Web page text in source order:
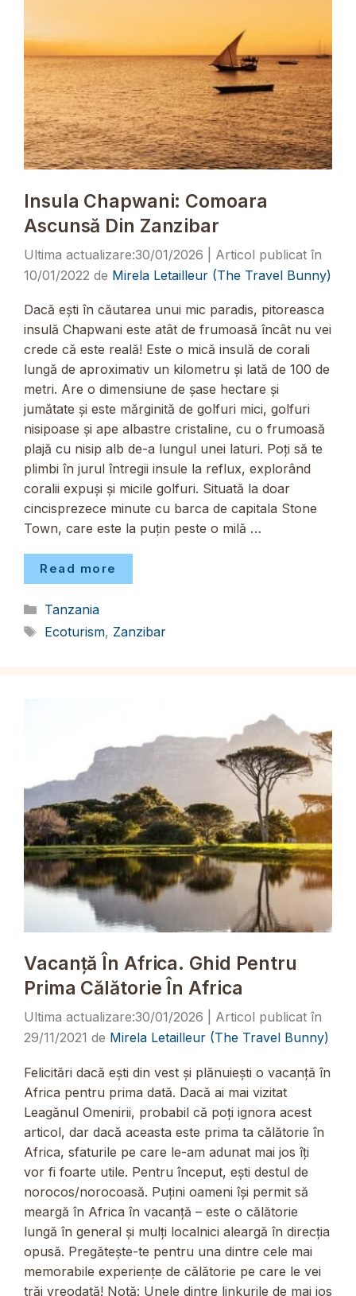
Insula Chapwani: Comoara
Ascunsă Din Zanzibar
30/01/2026
10/01/2022 de Mirela Letailleur (The Travel Bunny)
Dacă ești în căutarea unui mic paradis, pitoreasca
insulă Chapwani este atât de frumoasă încât nu vei
crede că este reală! Este o mică insulă de corali
lungă de aproximativ un kilometru și lată de 100 de
metri. Are o dimensiune de șase hectare și
jumătate și este mărginită de golfuri mici, golfuri
nisipoase și ape albastre cristaline, cu o frumoasă
plajă cu nisip alb de-a lungul unei laturi. Poți să te
plimbi în jurul întregii insule la reflux, explorând
coralii expuși și micile golfuri. Situată la doar
cincisprezece minute cu barca de capitala Stone
Town, care este la puțin peste o milă …
Read more
Categorii
Tanzania
Etichete
Ecoturism, Zanzibar
Vacanță În Africa. Ghid Pentru
Prima Călătorie În Africa
30/01/2026
29/11/2021 de Mirela Letailleur (The Travel Bunny)
Felicitări dacă ești din vest și plănuiești o vacanță în
Africa pentru prima dată. Dacă ai mai vizitat
Leagănul Omenirii, probabil că poți ignora acest
articol, dar dacă aceasta este prima ta călătorie în
Africa, sfaturile pe care le-am adunat mai jos îți
vor fi foarte utile. Pentru început, ești destul de
norocos/norocoasă. Puțini oameni își permit să
meargă în Africa în vacanță – este o călătorie
lungă în general și mulți localnici aleargă în direcția
opusă. Pregătește-te pentru una dintre cele mai
memorabile experiențe de călătorie pe care le vei
trăi vreodată! Notă: Unele dintre linkurile de mai jos